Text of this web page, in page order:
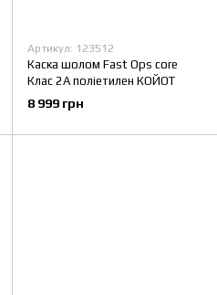
Артикул: 123512
Каска шолом Fast Ops core
Клас 2А поліетилен КОЙОТ
8 999 грн